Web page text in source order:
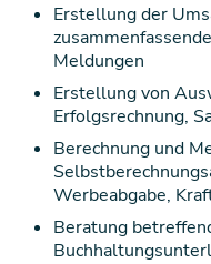
Erstellung der
Meldungen
Erstellung von
Erfolgsrechnung,
Berechnung und
Werbeabgabe,
Beratung